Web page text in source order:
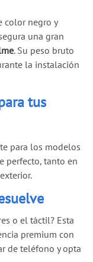
color negro y
una gran
. Su peso bruto
la instalación
tus
para los modelos
perfecto, tanto en
o el táctil? Esta
premium con
de teléfono y opta